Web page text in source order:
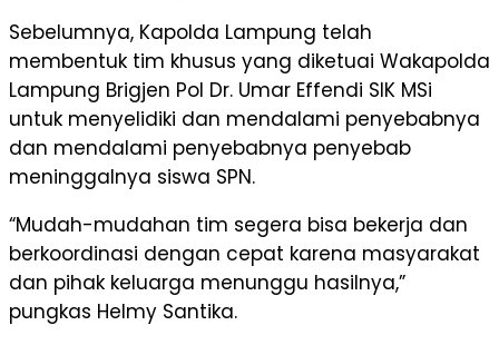
Sebelumnya, Kapolda Lampung telah
membentuk tim khusus yang diketuai Wakapolda
Lampung Brigjen Pol Dr. Umar Effendi SIK MSi
untuk menyelidiki dan mendalami penyebabnya
dan mendalami penyebabnya penyebab
meninggalnya siswa SPN.
“Mudah-mudahan tim segera bisa bekerja dan
berkoordinasi dengan cepat karena masyarakat
dan pihak keluarga menunggu hasilnya,”
pungkas Helmy Santika.